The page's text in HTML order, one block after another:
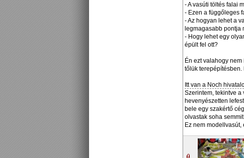
- A vasúti töltés falai
- Ezen a függőleges
- Az hogyan lehet a
legmagasabb pontja
- Hogy lehet egy
épült fel ott?
Én ezt valahogy
tőlük terepépítésben.
Itt van a Noch
Szerintem, tekintve
hevenyészetten
bele egy szakértő
olvastak soha
Ez nem